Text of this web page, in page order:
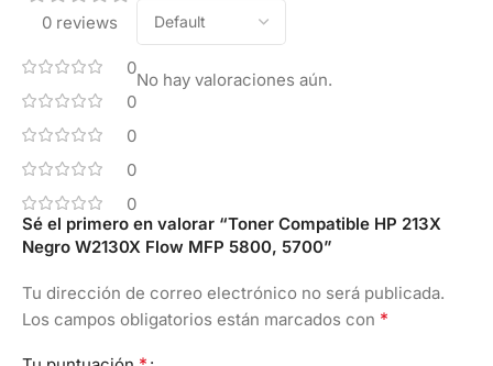
0 reviews
0
0
0
0
0
No hay valoraciones aún.
Sé el primero en valorar “Toner Compatible HP 213X
Negro W2130X Flow MFP 5800, 5700”
Tu dirección de correo electrónico no será publicada.
Los campos obligatorios están marcados con *